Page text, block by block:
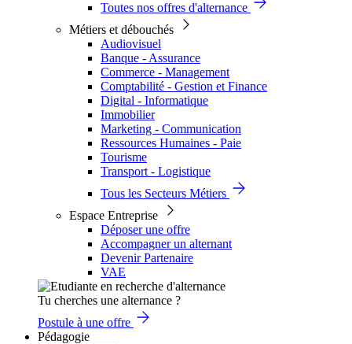
Toutes nos offres d'alternance
Métiers et débouchés
Audiovisuel
Banque - Assurance
Commerce - Management
Comptabilité - Gestion et Finance
Digital - Informatique
Immobilier
Marketing - Communication
Ressources Humaines - Paie
Tourisme
Transport - Logistique
Tous les Secteurs Métiers
Espace Entreprise
Déposer une offre
Accompagner un alternant
Devenir Partenaire
VAE
Tu cherches une alternance ?
Postule à une offre
Pédagogie